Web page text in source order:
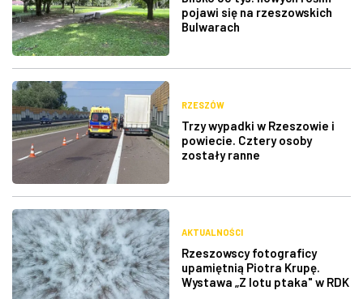
pojawi się na rzeszowskich
Bulwarach
RZESZÓW
Trzy wypadki w Rzeszowie i
powiecie. Cztery osoby
zostały ranne
AKTUALNOŚCI
Rzeszowscy fotograficy
upamiętnią Piotra Krupę.
Wystawa „Z lotu ptaka" w RDK